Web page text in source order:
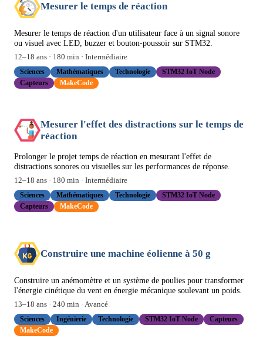
Mesurer le temps de réaction
Mesurer le temps de réaction d'un utilisateur face à un signal sonore
ou visuel avec LED, buzzer et bouton-poussoir sur STM32.
12–18 ans · 180 min · Intermédiaire
Sciences
Mathématiques Technologie
STM32 IoT Node
Capteurs
MakeCode
Mesurer l'effet des distractions sur le temps de
réaction
Prolonger le projet temps de réaction en mesurant l'effet de
distractions sonores ou visuelles sur les performances de réponse.
12–18 ans · 180 min · Intermédiaire
Sciences
Mathématiques Technologie
STM32 IoT Node
Capteurs
MakeCode
Construire une machine éolienne à 50 g
Construire un anémomètre et un système de poulies pour transformer
l'énergie cinétique du vent en énergie mécanique soulevant un poids.
13–18 ans · 240 min · Avancé
Sciences
Ingénierie Technologie STM32 IoT Node
Capteurs
MakeCode